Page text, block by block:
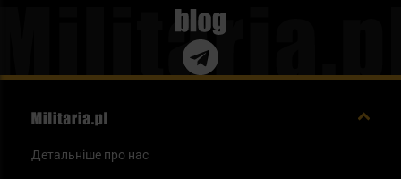
Blog
Детальніше про нас